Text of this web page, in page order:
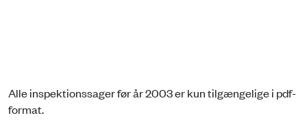
Alle inspektionssager før år 2003 er kun tilgængelige i pdf-
format.